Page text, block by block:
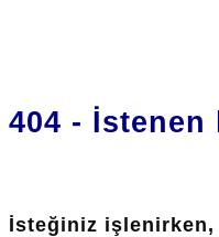
404 - İstenen
İsteğiniz